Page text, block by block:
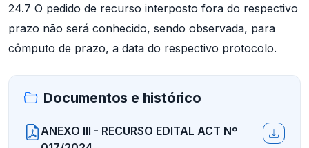
24.7 O pedido de recurso interposto fora do respectivo
prazo não será conhecido, sendo observada, para
cômputo de prazo, a data do respectivo protocolo.
Documentos e histórico
ANEXO III - RECURSO EDITAL ACT Nº